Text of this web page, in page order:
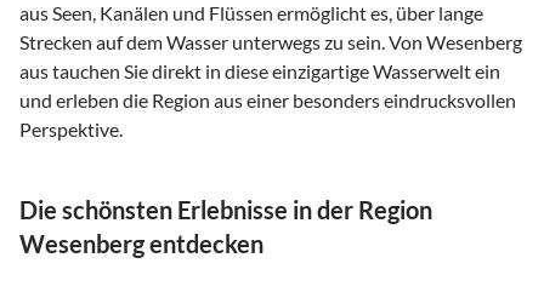
aus Seen, Kanälen und Flüssen ermöglicht es, über lange
Strecken auf dem Wasser unterwegs zu sein. Von Wesenberg
aus tauchen Sie direkt in diese einzigartige Wasserwelt ein
und erleben die Region aus einer besonders eindrucksvollen
Perspektive.
Die schönsten Erlebnisse in der Region
Wesenberg entdecken